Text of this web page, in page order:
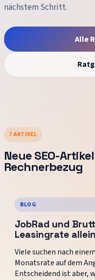
nächstem Schritt.
Alle
7ARTIKEL
Neue SEO-
Rechnerbezug
BLOG
JobRad und
Leasingrate
Viele suchen nach
Monatsrate auf dem
Entscheidend ist aber,